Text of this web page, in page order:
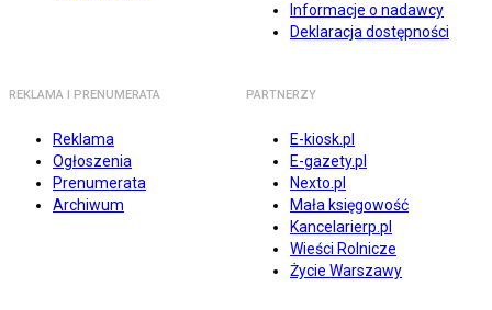
Informacje o nadawcy
Deklaracja dostępności
REKLAMA I PRENUMERATA
Reklama
Ogłoszenia
Prenumerata
Archiwum
PARTNERZY
E-kiosk.pl
E-gazety.pl
Nexto.pl
Mała księgowość
Kancelarierp.pl
Wieści Rolnicze
Życie Warszawy